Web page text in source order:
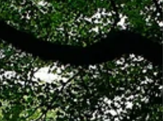
В этой части книги будут приведены
разъяснения того, как вы самостоятельно
можете извлекать жемчужины из Корана,
извлекать так же, как это д